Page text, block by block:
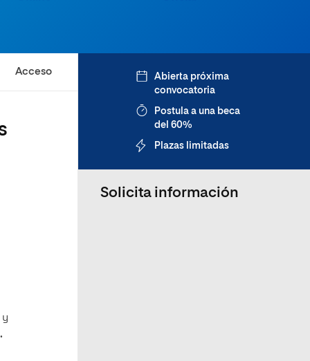
Acceso
y
Abierta próxima
convocatoria
Postula a una beca
del 60%
Plazas limitadas
Solicita información